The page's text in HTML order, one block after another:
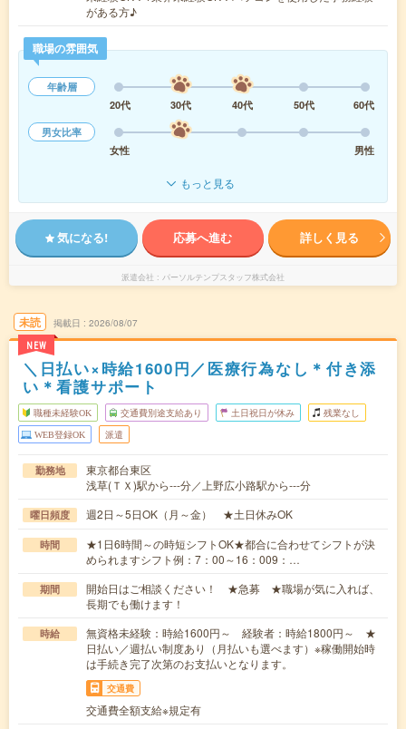
がある方♪
職場の雰囲気
年齢層
20代
30代 40代 50代
60代
男女比率
女性
男性
もっと見る
気になる! 応募へ進む 詳しく見る
派遣会社 パーソルテンプスタッフ株式会社
未読
NEW
掲載日 2026/08/07
＼日払い×時給1600円／医療行為なし＊付き添
い＊看護サポート
職種未経験OK 交通費別途支給あり 土日祝日が休み 残業なし
WEB登録OK 派遣
勤務地
東京都台東区
浅草(ＴＸ)駅から---分／上野広小路駅から---分
曜日頻度 週2日～5日OK（月～金） ★土日休みOK
時間
★1日6時間～の時短シフトOK★都合に合わせてシフトが決
められますシフト例：7：00～16：009：…
期間
開始日はご相談ください！ ★急募 ★職場が気に入れば、
長期でも働けます！
時給
無資格未経験：時給1600円～ 経験者：時給1800円～ ★
日払い／週払い制度あり（月払いも選べます）※稼働開始時
は手続き完了次第のお支払いとなります。
交通費
交通費全額支給※規定有